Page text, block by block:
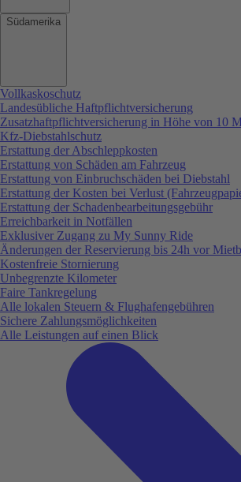
Südamerika
Vollkaskoschutz
Landesübliche Haftpflichtversicherung
Zusatzhaftpflichtversicherung in Höhe von 10
Kfz-Diebstahlschutz
Erstattung der Abschleppkosten
Erstattung von Schäden am Fahrzeug
Erstattung von Einbruchschäden bei Diebstahl
Erstattung der Kosten bei Verlust
Erstattung der Schadenbearbeitungsgebühr
Erreichbarkeit in Notfällen
Exklusiver Zugang zu My Sunny Ride
Änderungen der Reservierung bis 24h vor
Kostenfreie Stornierung
Unbegrenzte Kilometer
Faire Tankregelung
Alle lokalen Steuern & Flughafengebühren
Sichere Zahlungsmöglichkeiten
Alle Leistungen auf einen Blick